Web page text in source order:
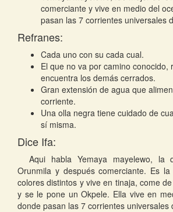
comerciante y vive en medio del
pasan las 7 corrientes universales
Refranes:
Cada uno con su cada cual.
El que no va por camino conocido,
encuentra los demás cerrados.
Gran extensión de agua que
corriente.
Una olla negra tiene cuidado de
sí misma.
Dice Ifa:
Aqui habla Yemaya mayelewo,
Orunmila y después comerciante. Es
colores distintos y vive en tinaja, come
y se le pone un Okpele. Ella vive en
donde pasan las 7 corrientes universales